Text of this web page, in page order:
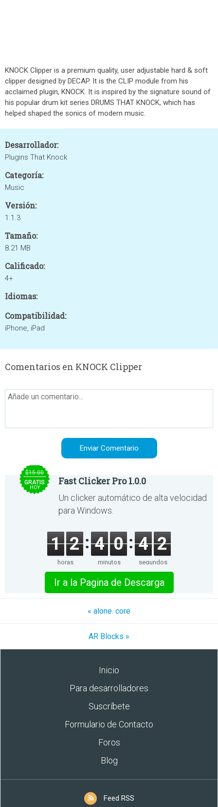
KNOCK Clipper is a premium quality, user adjustable hard & soft
clipper designed by DECAP. It is the CLIP module from his
acclaimed plugin, KNOCK. It is inspired by the signature sound of
his popular drum kit series DRUMS THAT KNOCK, which has
helped shaped the sonics of modern music.
Desarrollador:
Plugins That Knock
Categoría:
Music
Versión:
1.1.3
Tamaño:
8.21 MB
Calificado:
4+
Idiomas:
Compatibilidad:
iPhone, iPad
Comentarios en KNOCK Clipper
$15.00
GRATIS
HOY
Fast Clicker Pro 1.0.0
Un clicker automático de alta velocidad
para Windows.
1 2
horas
4 0
minutos
4 2
segundos
Ir a la Pagina de Descarga
« alone. core
AR Blocks »
Inicio
Para desarrolladores
Suscríbete
Formulario de Contacto
Foros
Blog
Feed RSS